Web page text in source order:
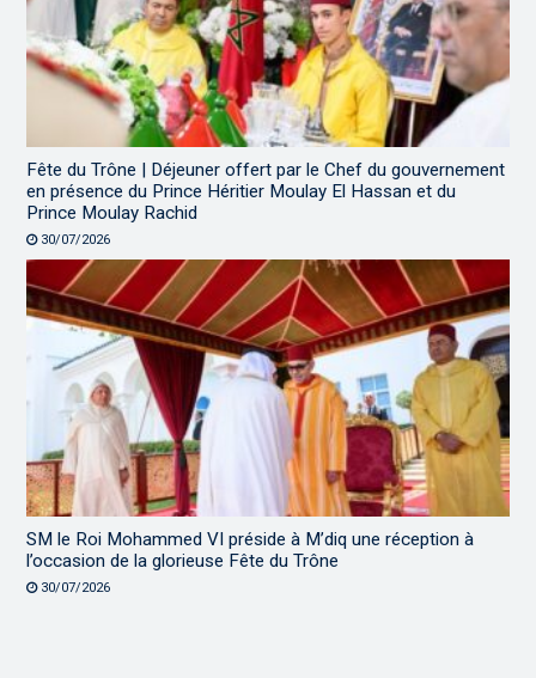
Fête du Trône | Déjeuner offert par le Chef du gouvernement
en présence du Prince Héritier Moulay El Hassan et du
Prince Moulay Rachid
30/07/2026
SM le Roi Mohammed VI préside à M’diq une réception à
l’occasion de la glorieuse Fête du Trône
30/07/2026